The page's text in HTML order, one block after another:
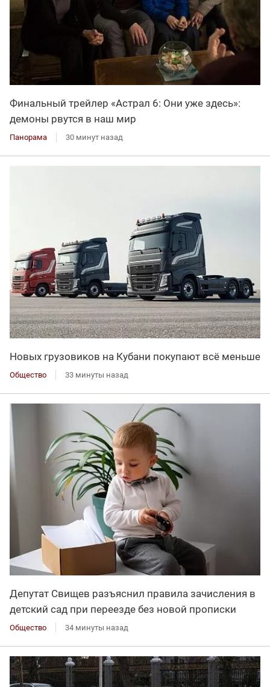
Финальный трейлер «Астрал 6: Они уже здесь»:
демоны рвутся в наш мир
Панорама 30 минут назад
Новых грузовиков на Кубани покупают всё меньше
Общество 33 минуты назад
Депутат Свищев разъяснил правила зачисления в
детский сад при переезде без новой прописки
Общество 34 минуты назад